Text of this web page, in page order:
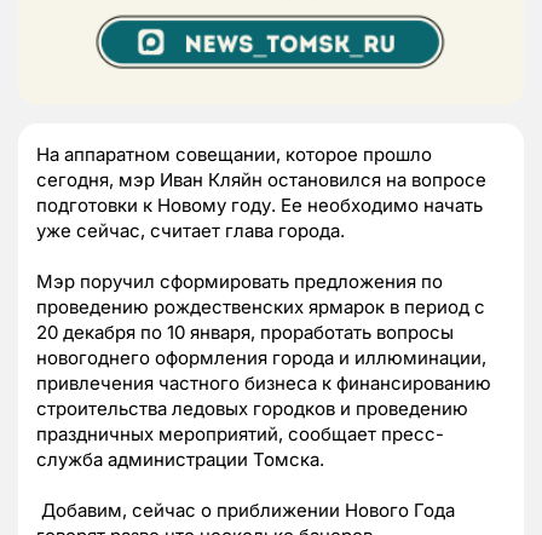
На аппаратном совещании, которое прошло
сегодня, мэр Иван Кляйн остановился на вопросе
подготовки к Новому году. Ее необходимо начать
уже сейчас, считает глава города.
Мэр поручил сформировать предложения по
проведению рождественских ярмарок в период с
20 декабря по 10 января, проработать вопросы
новогоднего оформления города и иллюминации,
привлечения частного бизнеса к финансированию
строительства ледовых городков и проведению
праздничных мероприятий, сообщает пресс-
служба администрации Томска.
Добавим, сейчас о приближении Нового Года